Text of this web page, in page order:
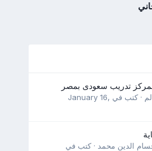
تدريب سعودى بمصر
· كتب في January 16,
الدين محمد · كتب في